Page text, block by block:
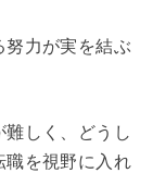
努力が実を結ぶ
難しく、どうし
職を視野に入れ